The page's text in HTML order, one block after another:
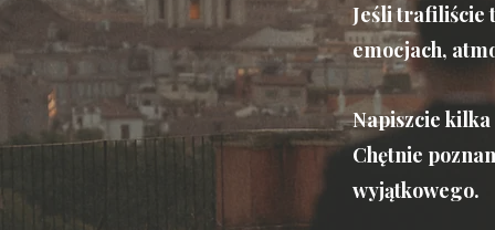
Jeśli trafiliście
emocjach,
Napiszcie kilka
Chętnie
wyjątkowego.